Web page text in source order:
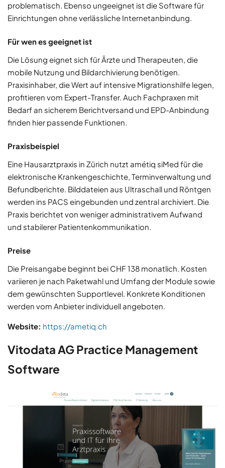
problematisch. Ebenso ungeeignet ist die Software für
Einrichtungen ohne verlässliche Internetanbindung.
Für wen es geeignet ist
Die Lösung eignet sich für Ärzte und Therapeuten, die
mobile Nutzung und Bildarchivierung benötigen.
Praxisinhaber, die Wert auf intensive Migrationshilfe legen,
profitieren vom Expert-Transfer. Auch Fachpraxen mit
Bedarf an sicherem Berichtversand und EPD-Anbindung
finden hier passende Funktionen.
Praxisbeispiel
Eine Hausarztpraxis in Zürich nutzt amétiq siMed für die
elektronische Krankengeschichte, Terminverwaltung und
Befundberichte. Bilddateien aus Ultraschall und Röntgen
werden ins PACS eingebunden und zentral archiviert. Die
Praxis berichtet von weniger administrativem Aufwand
und stabilerer Patientenkommunikation.
Preise
Die Preisangabe beginnt bei CHF 138 monatlich. Kosten
variieren je nach Paketwahl und Umfang der Module sowie
dem gewünschten Supportlevel. Konkrete Konditionen
werden vom Anbieter individuell angeboten.
Website: https://ametiq.ch
Vitodata AG Practice Management
Software